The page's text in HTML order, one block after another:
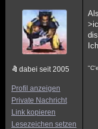
dabei seit 2005
Profil anzeigen
Private Nachricht
Link kopieren
Lesezeichen setzen